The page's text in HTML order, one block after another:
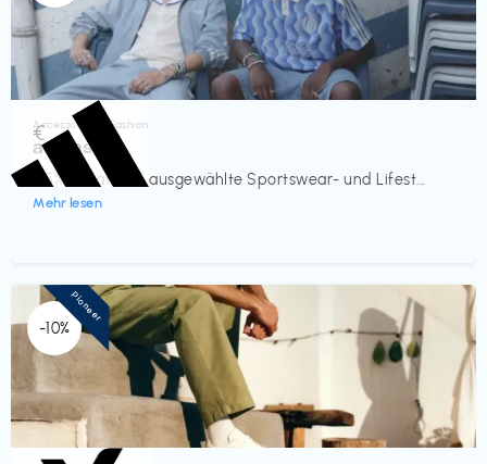
Accessoires & Fashion
adidas
-15% Rabatt auf ausgewählte Sportswear- und Lifest...
Mehr lesen
€‎
-10%
Pioneer